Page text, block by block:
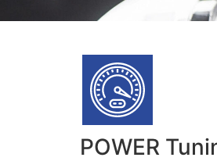
POWER